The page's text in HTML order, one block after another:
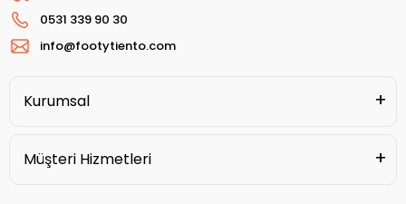
0531 339 90 30
info@footytiento.com
Kurumsal
Müşteri Hizmetleri